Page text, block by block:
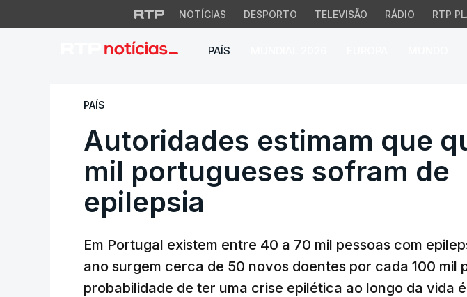
NOTÍCIAS DESPORTO TELEVISÃO RÁDIO RTP
PAÍS
Autoridades estimam que
PAÍS
Autoridades estimam que
mil portugueses sofram de
epilepsia
Em Portugal existem entre 40 a 70 mil pessoas com
ano surgem cerca de 50 novos doentes por cada 100 mil
probabilidade de ter uma crise epilética ao longo da vida